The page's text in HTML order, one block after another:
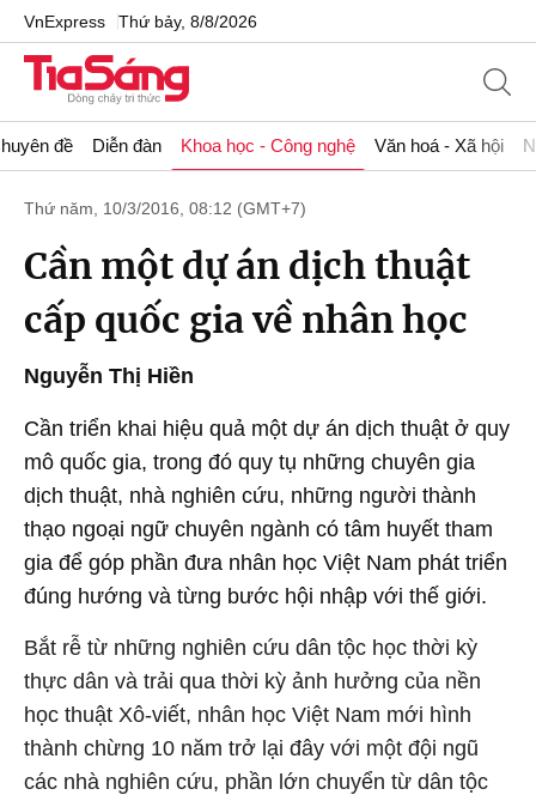
VnExpress Thứ bảy, 8/8/2026
đề Diễn đàn Khoa học - Công nghệ Văn hoá - Xã hội
Thứ năm, 10/3/2016, 08:12 (GMT+7)
Cần một dự án dịch thuật
cấp quốc gia về nhân học
Nguyễn Thị Hiền
Cần triển khai hiệu quả một dự án dịch thuật ở quy
mô quốc gia, trong đó quy tụ những chuyên gia
dịch thuật, nhà nghiên cứu, những người thành
thạo ngoại ngữ chuyên ngành có tâm huyết tham
gia để góp phần đưa nhân học Việt Nam phát triển
đúng hướng và từng bước hội nhập với thế giới.
Bắt rễ từ những nghiên cứu dân tộc học thời kỳ
thực dân và trải qua thời kỳ ảnh hưởng của nền
học thuật Xô-viết, nhân học Việt Nam mới hình
thành chừng 10 năm trở lại đây với một đội ngũ
các nhà nghiên cứu, phần lớn chuyển từ dân tộc